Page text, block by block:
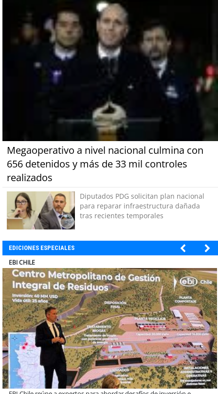
Megaoperativo a nivel nacional culmina con
656 detenidos y más de 33 mil controles
realizados
Diputados PDG solicitan plan nacional
para reparar infraestructura dañada
tras recientes temporales
EDICIONES ESPECIALES
SOPRAVAL